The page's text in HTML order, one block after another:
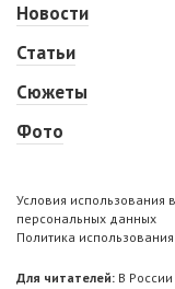
Новости
Статьи
Сюжеты
Фото
Условия использования
персональных данных
Политика
Для читателей: В